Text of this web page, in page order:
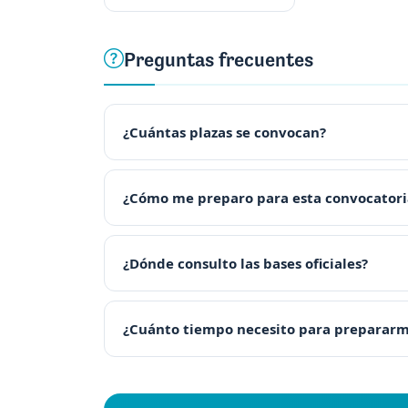
Preguntas frecuentes
¿Cuántas plazas se convocan?
¿Cómo me preparo para esta
¿Dónde consulto las bases oficiales?
¿Cuánto tiempo necesito para